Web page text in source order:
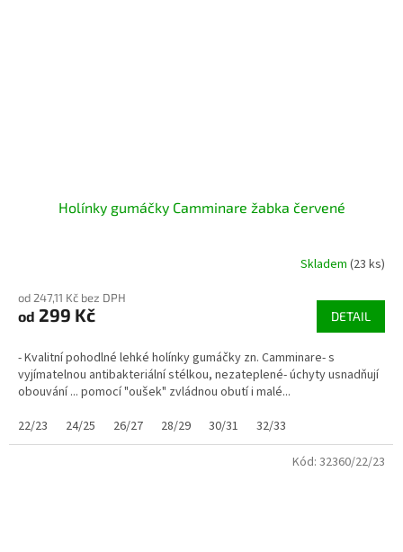
Holínky gumáčky Camminare žabka červené
Skladem (23 ks)
od 247,11 Kč bez DPH
od 299 Kč DETAIL
- Kvalitní pohodlné lehké holínky gumáčky zn. Camminare- s
vyjímatelnou antibakteriální stélkou, nezateplené- úchyty usnadňují
obouvání ... pomocí "oušek" zvládnou obutí i malé...
22/23
24/25 26/27 28/29 30/31 32/33
Kód: 32360/22/23